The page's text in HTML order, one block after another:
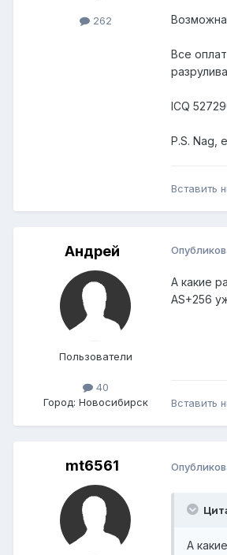
262 Возможна
Все
ICQ
P.S. Nag,
Вставить
Андрей
Пользователи
40
Город: Новосибирск
А какие
AS+256
Вставить
mt6561
А